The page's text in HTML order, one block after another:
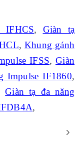
IFHCS, Giàn tạ
, Khung gánh
IFSS, Giàn
Impulse IF1860,
Giàn tạ đa năng
,